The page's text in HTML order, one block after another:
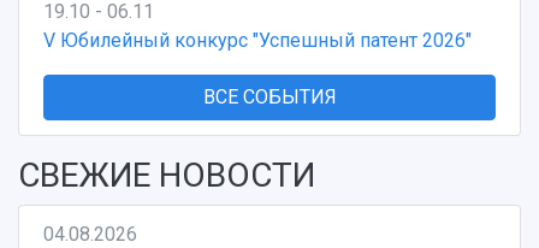
19.10 - 06.11
V Юбилейный конкурс "Успешный патент 2026"
ВСЕ СОБЫТИЯ
СВЕЖИЕ НОВОСТИ
04.08.2026